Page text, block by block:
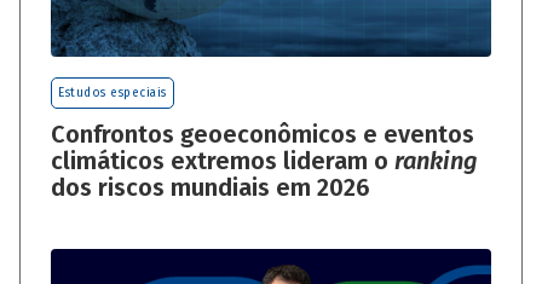
Estudos especiais
Confrontos geoeconômicos e eventos
climáticos extremos lideram o ranking
dos riscos mundiais em 2026